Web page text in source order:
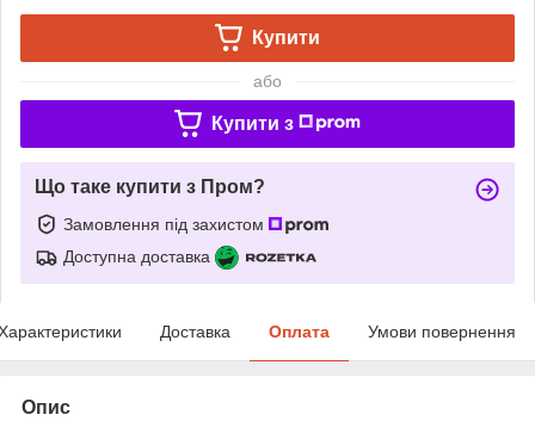
Купити
або
Купити з
Що таке купити з Пром?
Замовлення під захистом
Доступна доставка
Доставка Оплата Умови повернення
Опис